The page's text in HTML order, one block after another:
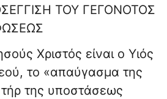
ΤΟΥ ΓΕΓΟΝΟΤΟΣ
Χριστός είναι ο Υιός
το «απαύγασμα της
της υποστάσεως